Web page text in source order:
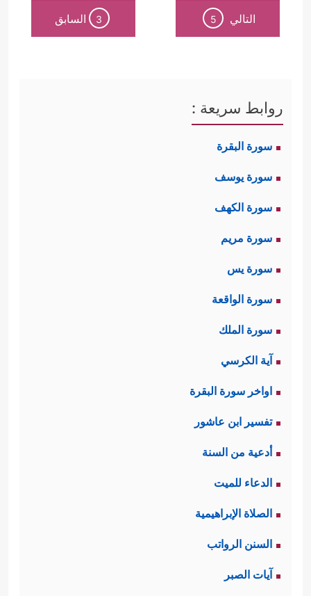
مَّنۡ خَلَقَ ٱلسَّمَـٰوَ ٰ⁠تِ وَٱلۡأَرۡضَ لَیَقُولُنَّ ٱللَّهُۚ﴾.
أما تلك المسائل التي يُنازعون فيها -
والتي تنقض هذه المشتركات - فقد
تناولتها هذه السورة المباركة كالآتي:
أولًا: استهلَّت السورة بموضوع القرآن
ورفض المشركين الإيمان به
تَنزِیلُ ٱلۡكِتَـٰبِ لَا رَیۡبَ فِیهِ مِن رَّبِّ ٱلۡعَـٰلَمِینَ
یَقُولُونَ ٱفۡتَرَىٰهُۚ بَلۡ هُوَ ٱلۡحَقُّ مِن رَّبِّكَ لِتُنذِرَ قَوۡمࣰا مَّاۤ
أَتَىٰهُم مِّن نَّذِیرࣲ مِّن قَبۡلِكَ لَعَلَّهُمۡ یَهۡتَدُونَ﴾
بالقرآن ومسألة التوحيد، وهي المسألة
الأساس التي تعدُّ نقطة الافتراق بين
طريق المؤمنين وطريق المشركين، وقد
التالي 5
3 السابق
روابط سريعة :
سورة البقرة
سورة يوسف
سورة الكهف
سورة مريم
سورة يس
سورة الواقعة
سورة الملك
آية الكرسي
اواخر سورة البقرة
تفسير ابن عاشور
أدعية من السنة
الدعاء للميت
الصلاة الإبراهيمية
السنن الرواتب
آيات الصبر